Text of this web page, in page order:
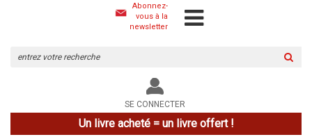
Abonnez-
vous à la
newsletter
le
site
SE CONNECTER
Un livre acheté = un livre offert !